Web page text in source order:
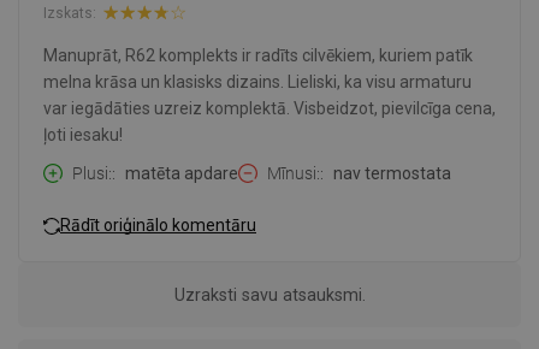
Izskats:
Manuprāt, R62 komplekts ir radīts cilvēkiem, kuriem patīk
melna krāsa un klasisks dizains. Lieliski, ka visu armaturu
var iegādāties uzreiz komplektā. Visbeidzot, pievilcīga cena,
ļoti iesaku!
Plusi:
matēta apdare Mīnusi: nav termostata
Rādīt oriģinālo komentāru
Uzraksti savu atsauksmi.